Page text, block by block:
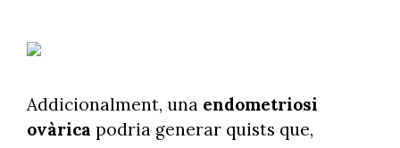
Addicionalment, una endometriosi
ovàrica podria generar quists que,